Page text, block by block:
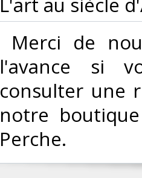
Merci de
l'avance si
consulter une
notre
Perche.‎